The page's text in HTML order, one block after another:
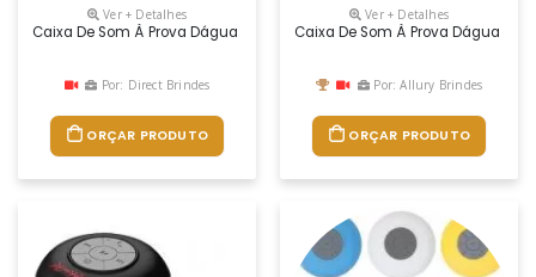
Ver + Detalhes
Caixa De Som À Prova Dágua Emborracha Com Ventosa(pode Ser
Por: Direct Brindes
ORÇAR PRODUTO
Ver + Detalhes
Caixa De Som À Prova Dágua
Por: Allury Brindes
ORÇAR PRODUTO